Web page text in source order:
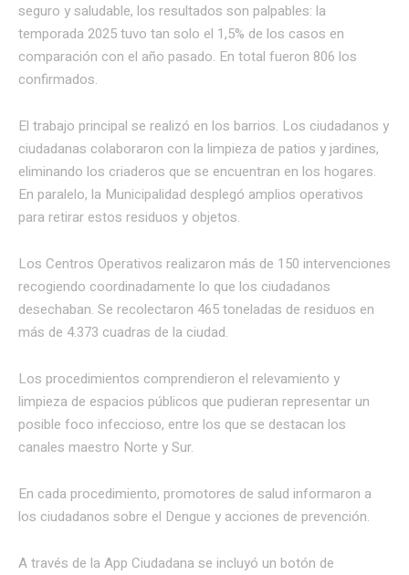
seguro y saludable, los resultados son palpables: la
temporada 2025 tuvo tan solo el 1,5% de los casos en
comparación con el año pasado. En total fueron 806 los
confirmados.
El trabajo principal se realizó en los barrios. Los ciudadanos y
ciudadanas colaboraron con la limpieza de patios y jardines,
eliminando los criaderos que se encuentran en los hogares.
En paralelo, la Municipalidad desplegó amplios operativos
para retirar estos residuos y objetos.
Los Centros Operativos realizaron más de 150 intervenciones
recogiendo coordinadamente lo que los ciudadanos
desechaban. Se recolectaron 465 toneladas de residuos en
más de 4.373 cuadras de la ciudad.
Los procedimientos comprendieron el relevamiento y
limpieza de espacios públicos que pudieran representar un
posible foco infeccioso, entre los que se destacan los
canales maestro Norte y Sur.
En cada procedimiento, promotores de salud informaron a
los ciudadanos sobre el Dengue y acciones de prevención.
A través de la App Ciudadana se incluyó un botón de